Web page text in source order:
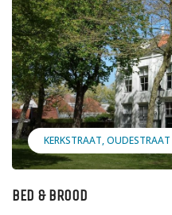
KERKSTRAAT OUDESTRAAT
BED & BROOD